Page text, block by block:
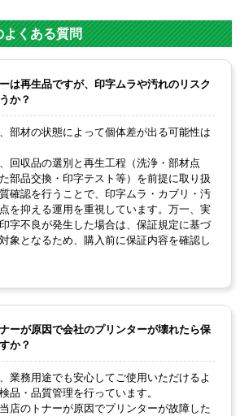
シャープ
ブラック
あり
リサイクルトナー
くある質問
は再生品ですが、印字ムラや汚れのリスク
か？
部材の状態によって個体差が出る可能性は
回収品の選別と再生工程（洗浄・部材点
部品交換・印字テスト等）を前提に取り扱
確認を行うことで、印字ムラ・カブリ・汚
を抑える運用を重視しています。万一、実
字不良が発生した場合は、保証規定に基づ
象となるため、購入前に保証内容を確認し
ーが原因で会社のプリンターが壊れたら保
か？
業務用途でも安心してご使用いただけるよ
品・品質管理を行っています。
店のトナーが原因でプリンターが故障した